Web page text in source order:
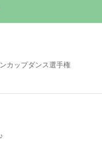
カップダンス選手権